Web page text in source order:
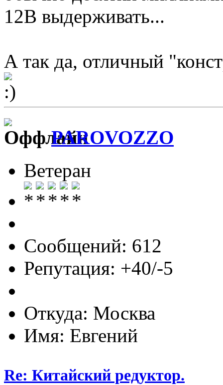
12В выдерживать...
А так да, отличный
PAROVOZZO
Ветеран
Сообщений: 612
Репутация: +40/-5
Откуда: Москва
Имя: Евгений
Re: Китайский редуктор.